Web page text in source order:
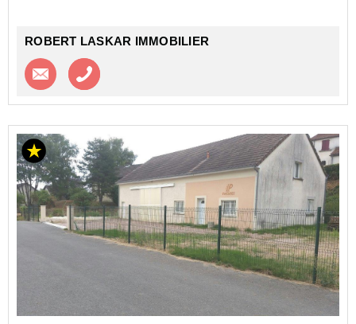
ROBERT LASKAR IMMOBILIER
Contacter l'agence